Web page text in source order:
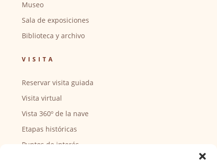
Museo
Sala de exposiciones
Biblioteca y archivo
VISITA
Reservar visita guiada
Visita virtual
Vista 360º de la nave
Etapas históricas
Puntos de interés